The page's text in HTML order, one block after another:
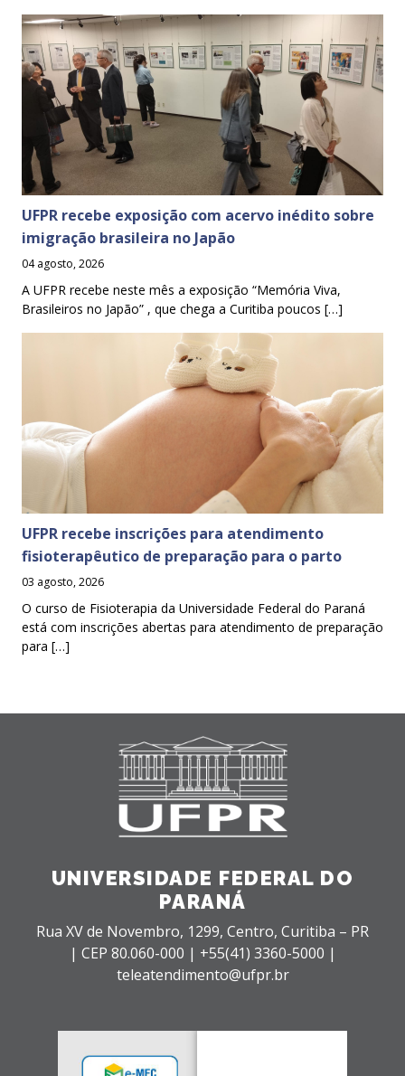
UFPR recebe exposição com acervo inédito sobre
imigração brasileira no Japão
04 agosto, 2026
A UFPR recebe neste mês a exposição “Memória Viva,
Brasileiros no Japão” , que chega a Curitiba poucos […]
UFPR recebe inscrições para atendimento
fisioterapêutico de preparação para o parto
03 agosto, 2026
O curso de Fisioterapia da Universidade Federal do Paraná
está com inscrições abertas para atendimento de preparação
para […]
UNIVERSIDADE FEDERAL DO
PARANÁ
Rua XV de Novembro, 1299, Centro, Curitiba – PR
| CEP 80.060-000 | +55(41) 3360-5000 |
teleatendimento@ufpr.br